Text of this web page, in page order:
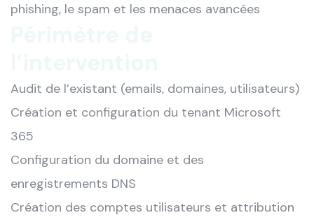
phishing, le spam et les menaces avancées
Audit de l’existant (emails, domaines, utilisateurs)
Création et configuration du tenant Microsoft
365
Configuration du domaine et des
enregistrements DNS
Création des comptes utilisateurs et attribution